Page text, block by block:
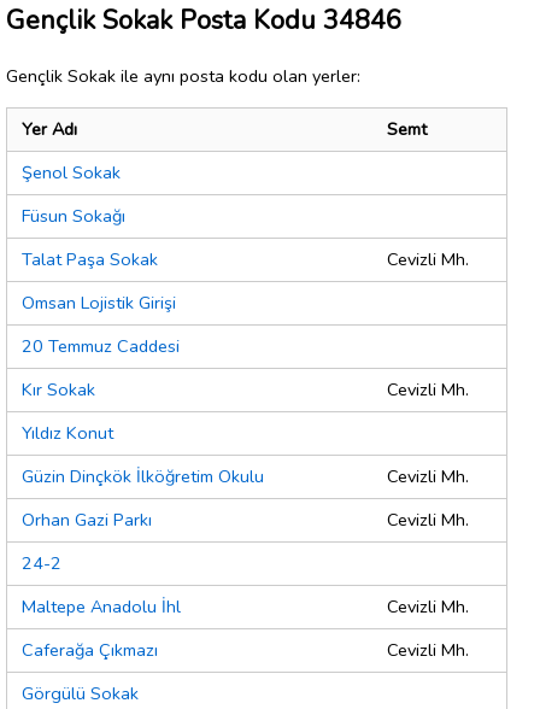
Gençlik Sokak Posta Kodu 34846
Gençlik Sokak ile aynı posta kodu olan yerler:
Yer Adı
Semt
Şenol Sokak
Füsun Sokağı
Talat Paşa Sokak
Cevizli Mh.
Omsan Lojistik Girişi
20 Temmuz Caddesi
Kır Sokak
Cevizli Mh.
Yıldız Konut
Güzin Dinçkök İlköğretim Okulu
Cevizli Mh.
Orhan Gazi Parkı
Cevizli Mh.
24-2
Maltepe Anadolu İhl
Cevizli Mh.
Caferağa Çıkmazı
Cevizli Mh.
Görgülü Sokak